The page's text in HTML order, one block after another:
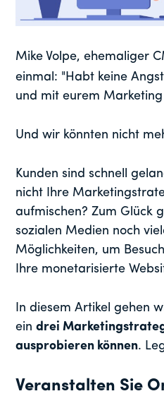
Mike Volpe, ehemaliger
einmal: "Habt keine
und mit eurem
Und wir könnten nicht
Kunden sind schnell
nicht Ihre
aufmischen? Zum Glück
sozialen Medien noch
Möglichkeiten, um
Ihre monetarisierte
In diesem Artikel gehen
eindrei
ausprobieren können.
Veranstalten Sie